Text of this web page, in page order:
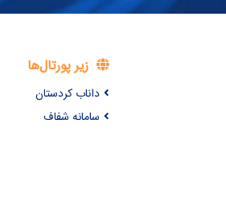
زیر پورتال‌ها
داناب کردستان
سامانه شفاف